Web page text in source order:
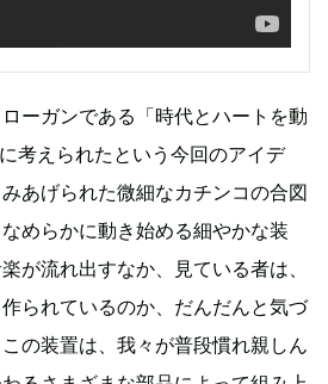
ーガンである「時代とハートを動
考えられたという今回のアイデ
あげられた微細なカチンコの合図
めらかに動き始める細やかな装
が流れ出すなか、見ている者は、
られているのか、だんだんと気づ
の装置は、我々が普段慣れ親しん